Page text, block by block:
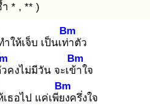
* , ** )
ำให้เจ็บ เป็นเท่า
Bm
ตัว
คงไม่มีวัน จะเข้า
Bm
ใจ
เธอไป แค่เพียง
Bm
ครึ่งใจ